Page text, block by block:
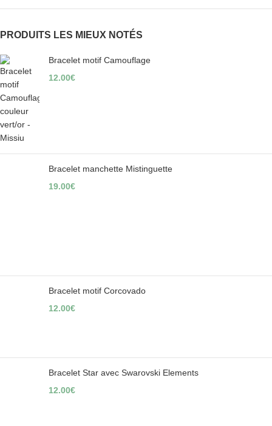
PRODUITS LES MIEUX NOTÉS
Bracelet motif Camouflage
12.00€
Bracelet manchette Mistinguette
19.00€
Bracelet motif Corcovado
12.00€
Bracelet Star avec Swarovski Elements
12.00€